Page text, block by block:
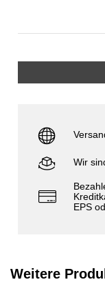
Wir
EPS
Weitere